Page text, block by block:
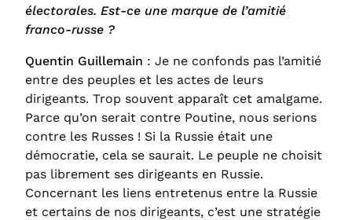
électorales. Est-ce une marque de l’amitié
franco-russe ?
Quentin Guillemain : Je ne confonds pas l’amitié
entre des peuples et les actes de leurs
dirigeants. Trop souvent apparaît cet amalgame.
Parce qu’on serait contre Poutine, nous serions
contre les Russes ! Si la Russie était une
démocratie, cela se saurait. Le peuple ne choisit
pas librement ses dirigeants en Russie.
Concernant les liens entretenus entre la Russie
et certains de nos dirigeants, c’est une stratégie